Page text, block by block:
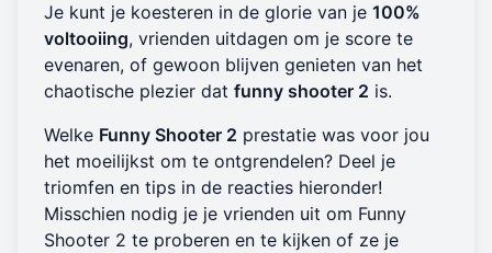
Je kunt je koesteren in de glorie van je 100%
voltooiing, vrienden uitdagen om je score te
evenaren, of gewoon blijven genieten van het
chaotische plezier dat funny shooter 2 is.
Welke Funny Shooter 2 prestatie was voor jou
het moeilijkst om te ontgrendelen? Deel je
triomfen en tips in de reacties hieronder!
Misschien nodig je je vrienden uit om Funny
Shooter 2 te proberen en te kijken of ze je